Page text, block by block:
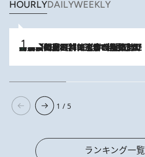
HOURLYDAILYWEEKLY
2026.8.8
「最後に見られてよかった」上野動物園の東園パンダ舎が解体前に特別公開。8月16日まで延長されたパネル展と共に辿る“半世紀”のパンダ飼育《解体工事の図面あり》
1 / 5
ランキング一覧